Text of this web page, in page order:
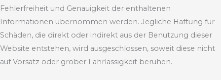
Fehlerfreiheit und Genauigkeit der enthaltenen
Informationen übernommen werden. Jegliche Haftung für
Schäden, die direkt oder indirekt aus der Benutzung dieser
Website entstehen, wird ausgeschlossen, soweit diese nicht
auf Vorsatz oder grober Fahrlässigkeit beruhen.